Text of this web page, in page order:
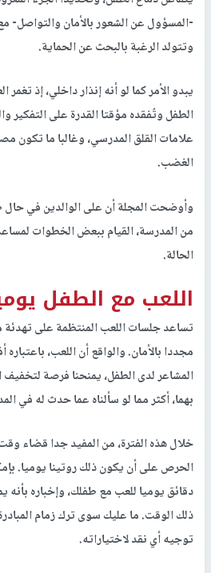
-المسؤول عن الشعور بالأمان والتواصل-
وتتولد الرغبة بالبحث عن الحماية.
يبدو الأمر كما لو أنه إنذار داخلي، إذ
الطفل وتُفقده مؤقتا القدرة على التفكير
علامات القلق المدرسي، وغالبا ما تكون
الغضب.
وأوضحت المجلة أن على الوالدين في
من المدرسة، القيام ببعض الخطوات
الحالة.
اللعب مع الطفل
تساعد جلسات اللعب المنتظمة على
مجددا بالأمان. والواقع أن اللعب،
المشاعر لدى الطفل، يمنحنا فرصة
بهما، أكثر مما لو سألناه عما حدث له في
خلال هذه الفترة، من المفيد جدا قضاء
دقائق يوميا للعب مع طفلك، وإخباره بأنه
ذلك الوقت. ما عليك سوى ترك زمام
توجيه أي نقد لاختياراته.